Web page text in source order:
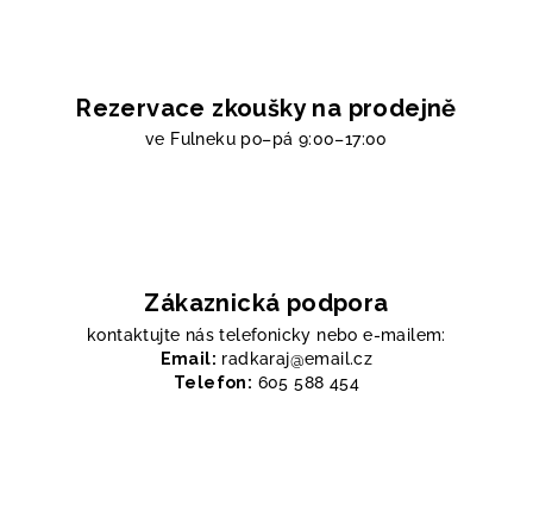
Rezervace zkoušky na prodejně
ve Fulneku po–pá 9:00–17:00
Zákaznická podpora
kontaktujte nás telefonicky nebo e-mailem:
Email: radkaraj@email.cz
Telefon: 605 588 454